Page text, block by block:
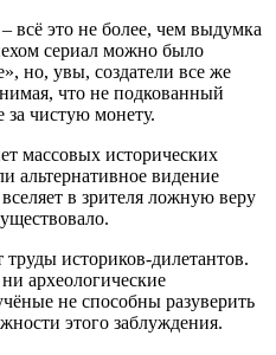
это не более, чем выдумка
сериал можно было
но, увы, создатели все же
что не подкованный
за чистую монету.
массовых исторических
альтернативное видение
в зрителя ложную веру
историков-дилетантов.
археологические
не способны разуверить
этого заблуждения.